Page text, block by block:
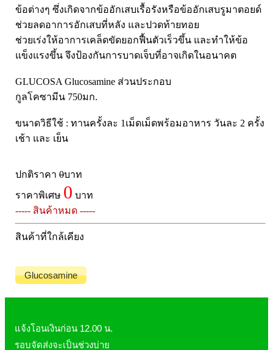
Pharmapure
Provamed
Vin21
Galderma
Stiefel
ผลิตภัณฑ์ รพ.ยันฮี
banner แบนเนอร์ โปรตีน
Vpure
ข้อต่างๆ ซึ่งเกิดจากข้ออักเสบเรื้อรังหรือข้ออักเสบรูมาตอยด์
ช่วยลดอาการอักเสบที่หลัง และปวดท้ายทอย
ช่วยเร่งให้อาการเคล็ดขัดยอกฟื้นตัวเร็วขึ้น และทำให้ข้อ
แข็งแรงขึ้น จึงป้องกันการบาดเจ็บที่อาจเกิดในอนาคต
GLUCOSA Glucosamine ส่วนประกอบ
กูลโคซามีน 750มก.
ขนาดวิธีใช้ : ทานครั้งละ 1เม็ดเม็ดพร้อมอาหาร วันละ 2 ครั้ง
เช้า และ เย็น
ปกติราคา0บาท
ราคาพิเศษ 0 บาท
----- สินค้าหมด -----
สินค้าที่ใกล้เคียง
Glucosamine
แจ้งโอนเงินก่อน 12.00 น.
รอบจัดส่งจะเป็นช่วงบ่าย